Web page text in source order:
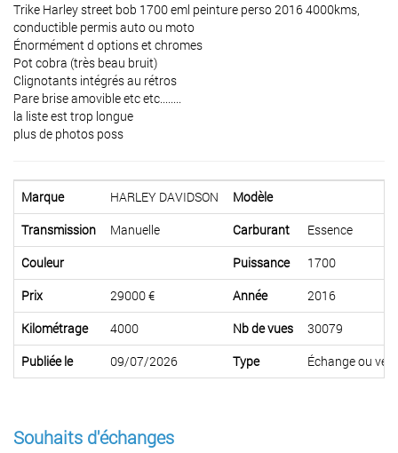
Trike Harley street bob 1700 eml peinture perso 2016 4000kms,
conductible permis auto ou moto
Énormément d options et chromes
Pot cobra (très beau bruit)
Clignotants intégrés au rétros
Pare brise amovible etc etc........
la liste est trop longue
plus de photos poss
Marque HARLEY DAVIDSON
Modèle
Transmission
Manuelle Carburant
Essence
Couleur
Puissance
1700
Prix
29000 € Année
2016
Kilométrage
4000 Nb de vues
30079
Publiée le
09/07/2026 Type Échange ou
Souhaits d'échanges